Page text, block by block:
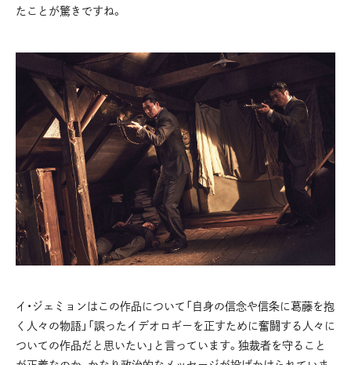
たことが驚きですね。
イ・ジェミョンはこの作品について「自身の信念や信条に葛藤を抱
く人々の物語」「誤ったイデオロギーを正すために奮闘する人々に
ついての作品だと思いたい」と言っています。独裁者を守ること